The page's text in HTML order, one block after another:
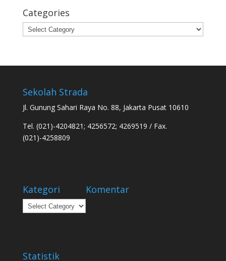
Categories
Categories
Sekolah Strada
Jl. Gunung Sahari Raya No. 88, Jakarta Pusat 10610
Tel. (021)-4204821; 4256572; 4269519 / Fax.
(021)-4258809
Kategori
Kategori
Komentar
Statistik